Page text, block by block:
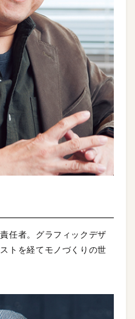
任者。グラフィックデザ
トを経てモノづくりの世